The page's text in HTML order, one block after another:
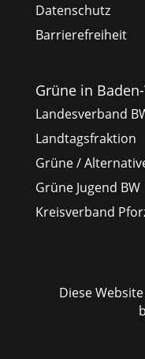
Datenschutz
Barrierefreiheit
Grüne in
Landesverband
Landtagsfraktion
Grüne /
Grüne Jugend BW
Kreisverband
Diese